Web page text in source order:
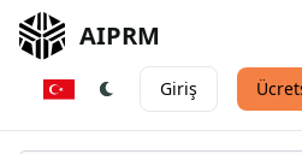
AIPRM
Giriş